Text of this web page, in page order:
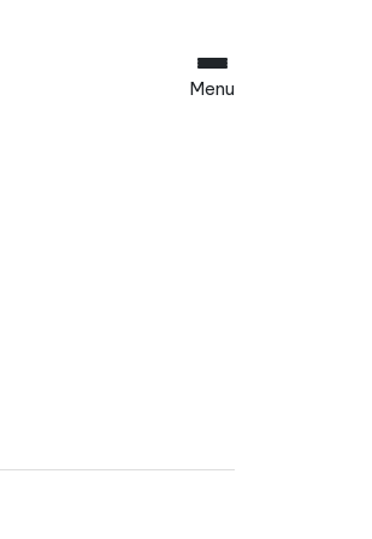
Menu